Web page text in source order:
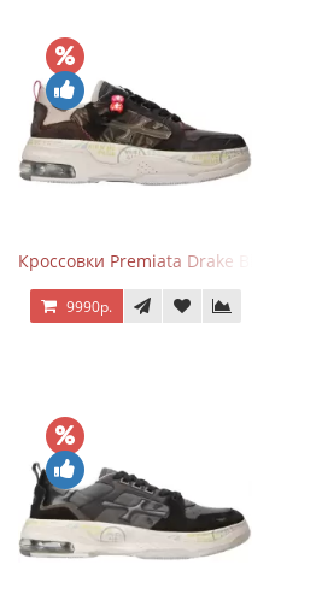
Кроссовки Premiata Drake Black Brown
9990р.